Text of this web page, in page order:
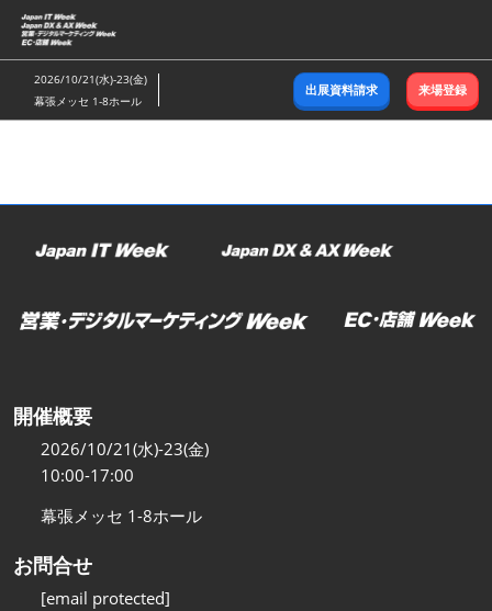
ス
キ
ッ
し
む
2026/10/21(水)-23(金)
幕張メッセ 1-8ホール
出展資料請求 来場登録
開催概要
2026/10/21(水)-23(金)
10:00-17:00
幕張メッセ 1-8ホール
お問合せ
[email protected]